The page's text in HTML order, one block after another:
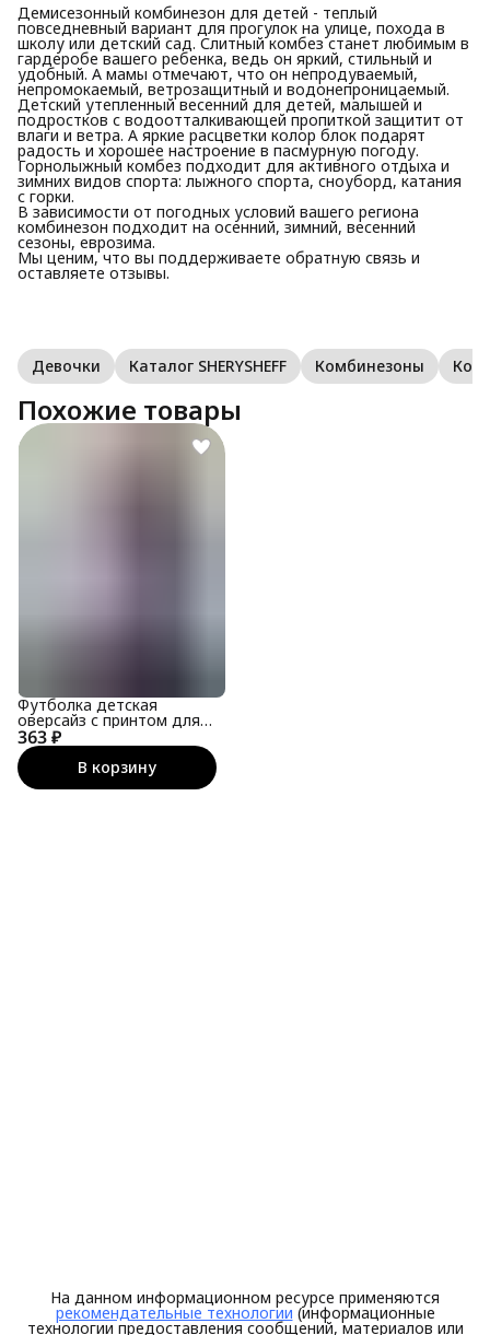
Демисезонный комбинезон для детей - теплый
повседневный вариант для прогулок на улице, похода в
школу или детский сад. Слитный комбез станет любимым в
гардеробе вашего ребенка, ведь он яркий, стильный и
удобный. А мамы отмечают, что он непродуваемый,
непромокаемый, ветрозащитный и водонепроницаемый.
Детский утепленный весенний для детей, малышей и
подростков с водоотталкивающей пропиткой защитит от
влаги и ветра. А яркие расцветки колор блок подарят
радость и хорошее настроение в пасмурную погоду.
Горнолыжный комбез подходит для активного отдыха и
зимних видов спорта: лыжного спорта, сноуборд, катания
с горки.
В зависимости от погодных условий вашего региона
комбинезон подходит на осенний, зимний, весенний
сезоны, еврозима.
Мы ценим, что вы поддерживаете обратную связь и
оставляете отзывы.
Девочки Каталог SHERYSHEFF Комбинезоны
Похожие товары
363 ₽
Футболка детская
оверсайз с принтом для
подростка
В корзину
На данном информационном ресурсе применяются
рекомендательные технологии (информационные
технологии предоставления сообщений, материалов или